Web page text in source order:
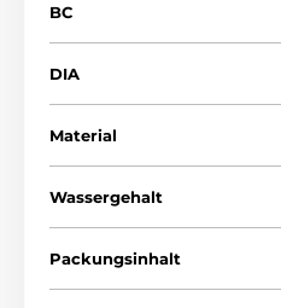
BC
DIA
Material
Wassergehalt
Packungsinhalt